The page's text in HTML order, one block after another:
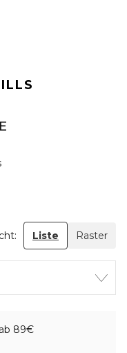
Liste Raster
89€